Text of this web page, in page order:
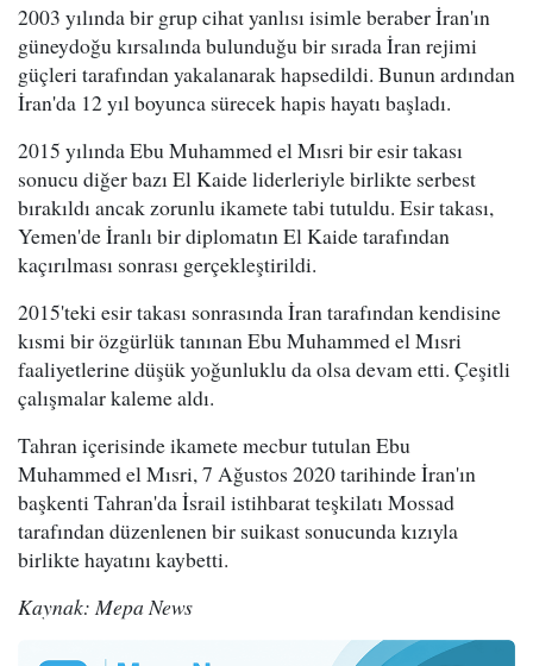
2003 yılında bir grup cihat yanlısı isimle beraber İran'ın
güneydoğu kırsalında bulunduğu bir sırada İran rejimi
güçleri tarafından yakalanarak hapsedildi. Bunun ardından
İran'da 12 yıl boyunca sürecek hapis hayatı başladı.
2015 yılında Ebu Muhammed el Mısri bir esir takası
sonucu diğer bazı El Kaide liderleriyle birlikte serbest
bırakıldı ancak zorunlu ikamete tabi tutuldu. Esir takası,
Yemen'de İranlı bir diplomatın El Kaide tarafından
kaçırılması sonrası gerçekleştirildi.
2015'teki esir takası sonrasında İran tarafından kendisine
kısmi bir özgürlük tanınan Ebu Muhammed el Mısri
faaliyetlerine düşük yoğunluklu da olsa devam etti. Çeşitli
çalışmalar kaleme aldı.
Tahran içerisinde ikamete mecbur tutulan Ebu
Muhammed el Mısri, 7 Ağustos 2020 tarihinde İran'ın
başkenti Tahran'da İsrail istihbarat teşkilatı Mossad
tarafından düzenlenen bir suikast sonucunda kızıyla
birlikte hayatını kaybetti.
Kaynak: Mepa News